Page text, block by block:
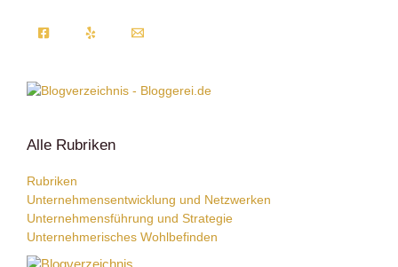
Alle Rubriken
Rubriken
Unternehmensentwicklung und Netzwerken
Unternehmensführung und Strategie
Unternehmerisches Wohlbefinden